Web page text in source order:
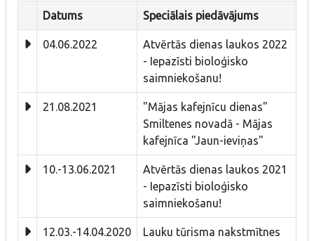
Datums Speciālais piedāvājums
04.06.2022
Atvērtās dienas laukos 2022
- Iepazīsti bioloģisko
saimniekošanu!
21.08.2021
"Mājas kafejnīcu dienas"
Smiltenes novadā - Mājas
kafejnīca "Jaun-ieviņas"
10.-13.06.2021
Atvērtās dienas laukos 2021
- Iepazīsti bioloģisko
saimniekošanu!
12.03.-14.04.2020
Lauku tūrisma nakstmītnes